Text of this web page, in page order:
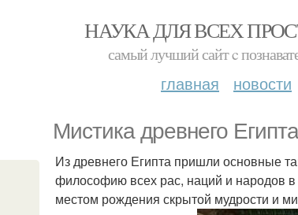
НАУКА ДЛЯ ВСЕХ
самый лучший сайт c
главная новости
Мистика древнего
Из древнего Египта пришли основные
философию всех рас, наций и народов в
местом рождения скрытой мудрости и